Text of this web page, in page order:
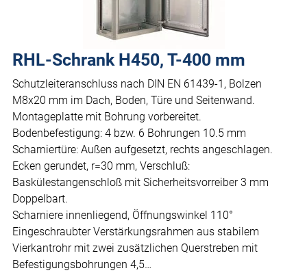
RHL-Schrank H450, T-400 mm
Schutzleiteranschluss nach DIN EN 61439-1, Bolzen
M8x20 mm im Dach, Boden, Türe und Seitenwand.
Montageplatte mit Bohrung vorbereitet.
Bodenbefestigung: 4 bzw. 6 Bohrungen 10.5 mm
Scharniertüre: Außen aufgesetzt, rechts angeschlagen.
Ecken gerundet, r=30 mm, Verschluß:
Baskülestangenschloß mit Sicherheitsvorreiber 3 mm
Doppelbart.
Scharniere innenliegend, Öffnungswinkel 110°
Eingeschraubter Verstärkungsrahmen aus stabilem
Vierkantrohr mit zwei zusätzlichen Querstreben mit
Befestigungsbohrungen 4,5…